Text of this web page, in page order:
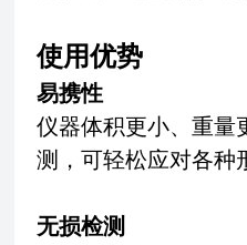
使用优势
易携性
仪器体积更小、重量
测，可轻松应对各种
无损检测